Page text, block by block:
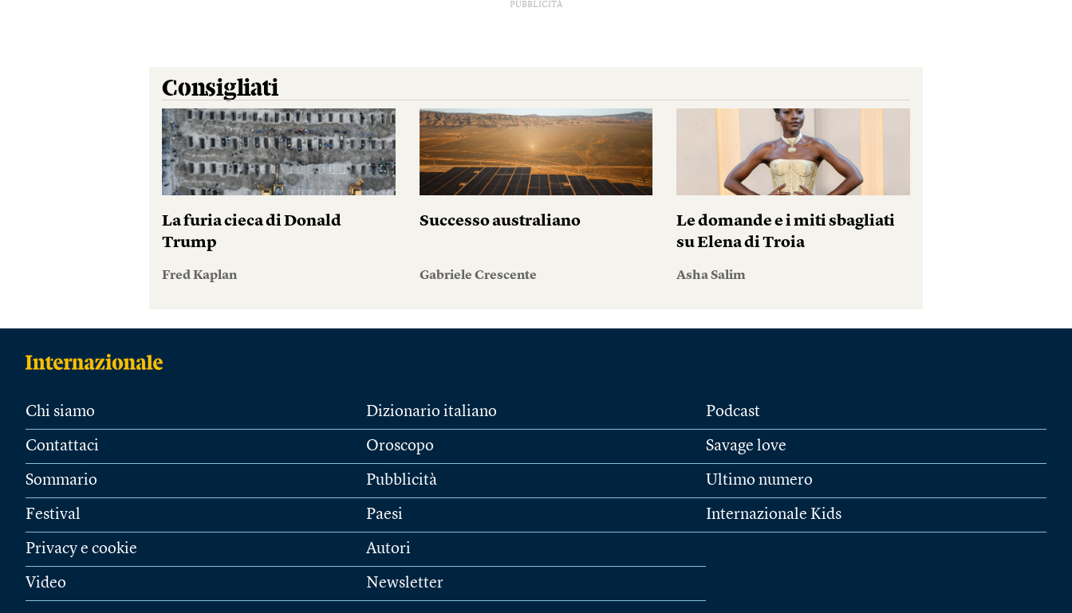
PUBBLICITÀ
Consigliati
La furia cieca di Donald
Trump
Fred Kaplan
Successo australiano
Gabriele Crescente
Le domande e i miti sbagliati
su Elena di Troia
Asha Salim
Chi siamo
Contattaci
Sommario
Festival
Privacy e cookie
Video
Dizionario italiano
Oroscopo
Pubblicità
Paesi
Autori
Newsletter
Podcast
Savage love
Ultimo numero
Internazionale Kids